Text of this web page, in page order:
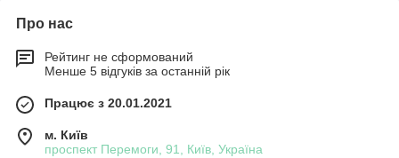
Про нас
Рейтинг не сформований
Менше 5 відгуків за останній рік
Працює з 20.01.2021
м. Київ
проспект Перемоги, 91, Київ, Україна